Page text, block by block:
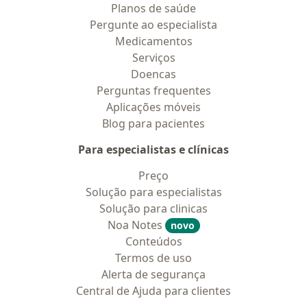
Planos de saúde
Pergunte ao especialista
Medicamentos
Serviços
Doencas
Perguntas frequentes
Aplicações móveis
Blog para pacientes
Para especialistas e clínicas
Preço
Solução para especialistas
Solução para clinicas
Noa Notes
novo
Conteúdos
Termos de uso
Alerta de segurança
Central de Ajuda para clientes